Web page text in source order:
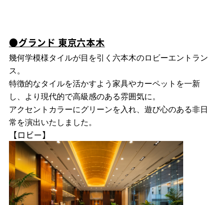
●グランド 東京六本木
幾何学模様タイルが目を引く六本木のロビーエントラン
ス。
特徴的なタイルを活かすよう家具やカーペットを一新
し、より現代的で高級感のある雰囲気に。
アクセントカラーにグリーンを入れ、遊び心のある非日
常を演出いたしました。
【ロビー】